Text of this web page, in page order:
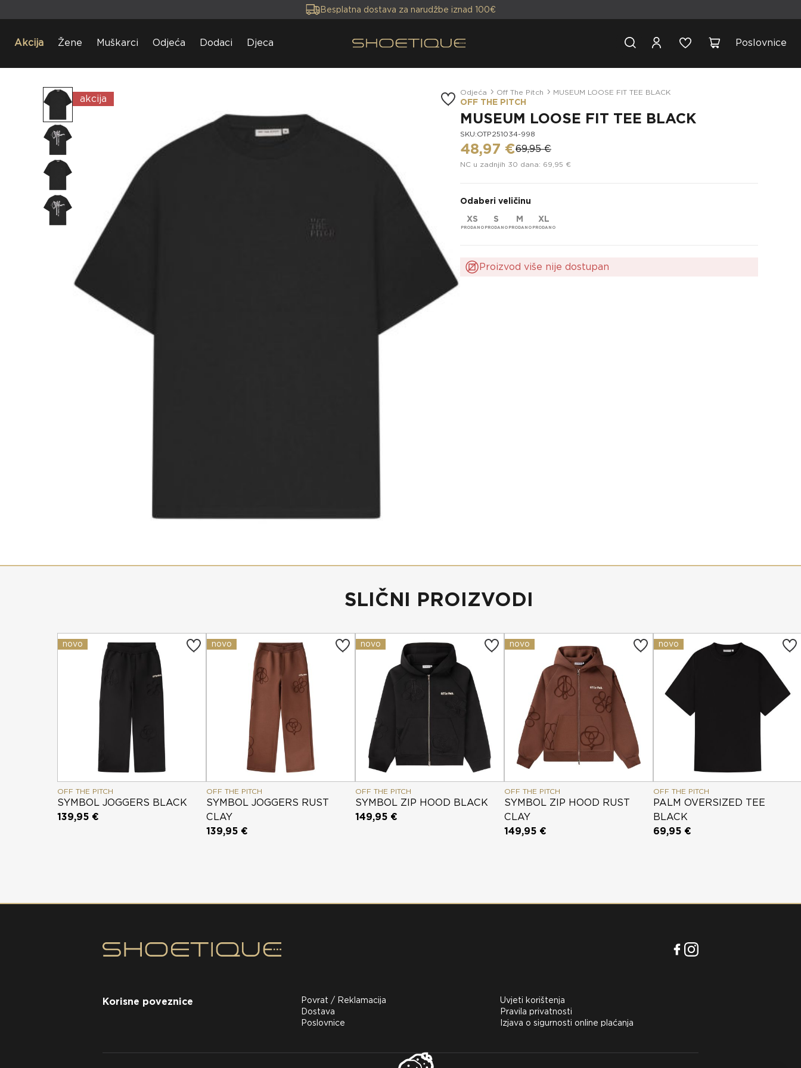
Besplatna dostava za narudžbe iznad 100€
Akcija Žene Muškarci Odjeća Dodaci Djeca Poslovnice
akcija
Odjeća Off The Pitch MUSEUM LOOSE FIT TEE BLACK
OFF THE PITCH
MUSEUM LOOSE FIT TEE BLACK
SKU:OTP251034-998
48,97 €69,95 €
NC u zadnjih 30 dana: 69,95 €
Odaberi veličinu
XS
S M XL
Proizvod više nije dostupan
SLIČNI PROIZVODI
novo
OFF THE PITCH
SYMBOL JOGGERS BLACK
139,95 €
novo
OFF THE PITCH
SYMBOL JOGGERS RUST
CLAY
139,95 €
novo
OFF THE PITCH
SYMBOL ZIP HOOD BLACK
149,95 €
novo
OFF THE PITCH
SYMBOL ZIP HOOD RUST
CLAY
149,95 €
novo
OFF THE PITCH
PALM OVERSIZED TEE
BLACK
69,95 €
Korisne poveznice
Povrat / Reklamacija
Dostava
Poslovnice
Uvjeti korištenja
Pravila privatnosti
Izjava o sigurnosti online plaćanja